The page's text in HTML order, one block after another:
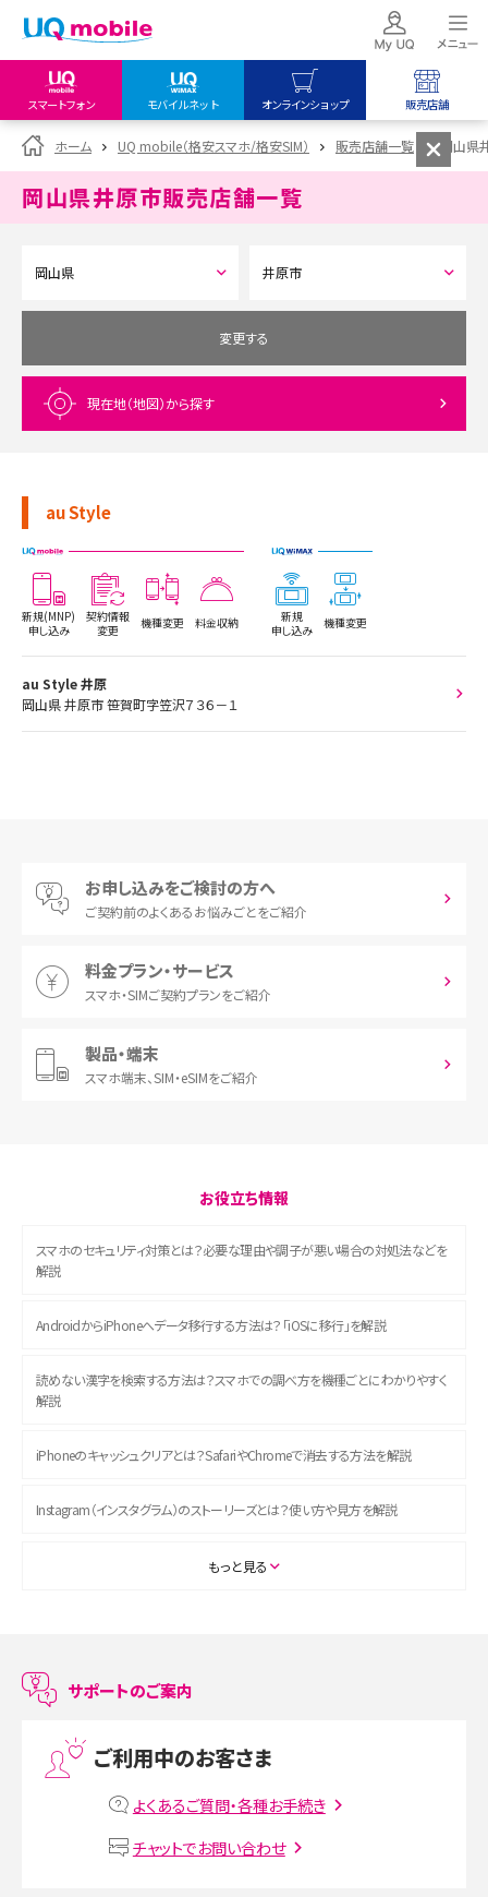
スマートフォン モバイルネット オンラインショップ 販売店舗
my UQ WiMAX
UQ WiMAX ご契約の方
My UQ mobile
データチャージサイト
UQ mobile
オンラインショップ
UQ WiMAX
UQ mobile
販売店舗
UQ WiMAX
ホーム UQ mobile（格安スマホ/格安SIM） 販売店舗一覧 岡山県
岡山県井原市販売店舗一覧
変更する
現在地（地図）から探す
au Style
新規(MNP)
申し込み
契約情報
変更
機種変更 料金収納
新規
申し込み
機種変更
au Style 井原
岡山県 井原市 笹賀町字笠沢７３６－１
お申し込みをご検討の方へ
ご契約前のよくあるお悩みごとをご紹介
料金プラン・サービス
スマホ・SIMご契約プランをご紹介
製品・端末
スマホ端末、SIM・eSIMをご紹介
お役立ち情報
スマホのセキュリティ対策とは？必要な理由や調子が悪い場合の対処法などを
解説
AndroidからiPhoneへデータ移行する方法は？「iOSに移行」を解説
読めない漢字を検索する方法は？スマホでの調べ方を機種ごとにわかりやすく
解説
iPhoneのキャッシュクリアとは？SafariやChromeで消去する方法を解説
Instagram（インスタグラム）のストーリーズとは？使い方や見方を解説
ASMRとは？初心者向けの代表ジャンルや楽しみ方を解説
LINEで友だちを削除する方法は？方法ごとの影響や復活・復元する方法も解説
MNOとは？MVNOやMVNEとの違いやメリット・デメリットを解説
VPN接続とは？仕組みや必要性、メリット・デメリット、接続方法を解説
もっと見る
サポートのご案内
ご利用中のお客さま
よくあるご質問・各種お手続き
チャットでお問い合わせ